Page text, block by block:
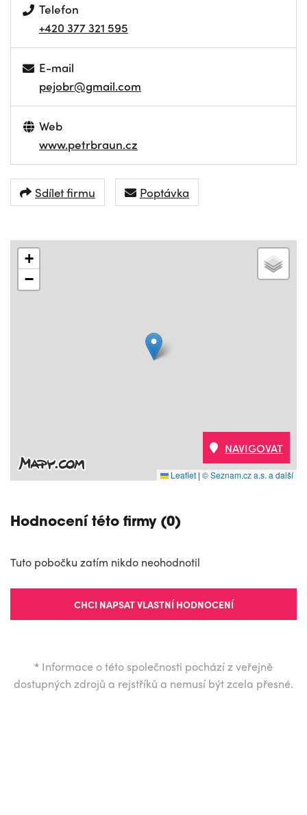
Telefon
+420 377 321 595
E-mail
pejobr@gmail.com
Web
www.petrbraun.cz
Sdílet firmu Poptávka
+
−
Leaflet | © Seznam.cz a.s. a další
NAVIGOVAT
Hodnocení této firmy (0)
Tuto pobočku zatím nikdo neohodnotil
CHCI NAPSAT VLASTNÍ HODNOCENÍ
* Informace o této společnosti pochází z veřejně
dostupných zdrojů a rejstříků a nemusí být zcela přesné.